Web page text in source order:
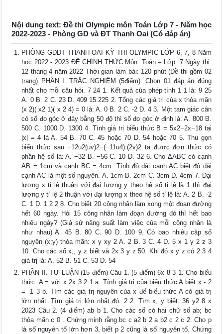
Nội dung text: Đề thi Olympic môn Toán Lớp 7 - Năm học
2022-2023 - Phòng GD và ĐT Thanh Oai (Có đáp án)
PHÒNG GDĐT THANH OAI KỲ THI OLYMPIC LỚP 6, 7, 8 Năm
học 2022 - 2023 ĐỀ CHÍNH THỨC Môn: Toán – Lớp: 7 Ngày thi:
12 tháng 4 năm 2022 Thời gian làm bài: 120 phút (Đề thi gồm 02
trang) PHẦN I. TRẮC NGHIỆM (5điểm): Chọn 01 đáp án đúng
nhất cho mỗi câu hỏi. 7 24 1. Kết quả của phép tính 1 1 là: 9 25
A. 0 B. 2 C. 23 D. 409 15 225 2. Tổng các giá trị của x thỏa mãn
(x 2)( x2 1)( x 2 4) = 0 là: A. 0 B. 2 C. -2 D. 4 3. Một tam giác cân
có số đo góc ở đáy bằng 50 độ thì số đo góc ở đỉnh là: A. 800 B.
500 C. 1000 D. 1300 4. Tính giá trị biểu thức B = 5x2−2x−18 tại
|x| = 4 là A. 54 B. 70 C. 45 hoặc 70 D. 54 hoặc 70 5. Thu gọn
biểu thức sau −12u2(uv)2−(−11u4).(2v)2 ta được đơn thức có
phần hệ số là: A. −32 B. −56 C. 10 D. 32 6. Cho ΔABC có cạnh
AB = 1cm và cạnh BC = 4cm. Tính độ dài cạnh AC biết độ dài
cạnh AC là một số nguyên. A. 1cm B. 2cm C. 3cm D. 4cm 7. Đại
lượng x tỉ lệ thuận với đại lượng y theo hệ số tỉ lệ là 1 thì đại
lượng y tỉ lệ 2 thuận với đại lượng x theo hệ số tỉ lệ là: A. 2 B. -2
C. 1 D. 1 2 2 8. Cho biết 20 công nhân làm xong một đoạn đường
hết 60 ngày. Hỏi 15 công nhân làm đoạn đường đó thì hết bao
nhiêu ngày? (Giả sử năng suất làm việc của mỗi công nhân là
như nhau) A. 45 B. 80 C. 90 D. 100 9. Có bao nhiêu cặp số
nguyên (x;y) thỏa mãn: x y xy 2 A. 2 B. 3 C. 4 D. 5 x 1 y 2 z 3
10. Cho các số x,, y z biết và 2x 3 y z 50. Khi đó x y z có 2 3 4
giá trị là: A. 52 B. 51 C. 53 D. 54
PHẦN II. TỰ LUẬN (15 điểm) Câu 1. (5 điểm) 6x 8 3 1. Cho biểu
thức: A = với x 2x 3 2 1 a. Tính giá trị của biểu thức A biết x - 2
= -1 3 b. Tìm các giá trị nguyên của x để biểu thức A có giá trị
lớn nhất. Tìm giá trị lớn nhất đó. 2 2. Tìm x, y biết: 36 y2 8 x
2023 Câu 2. (4 điểm) ab b 1. Cho các số có hai chữ số ab; bc
thỏa mãn c 0 . Chứng minh rằng bc c a2 b 2 a b2 c 2 c 2. Cho p
là số nguyên tố lớn hơn 3, biết p 2 cũng là số nguyên tố. Chứng